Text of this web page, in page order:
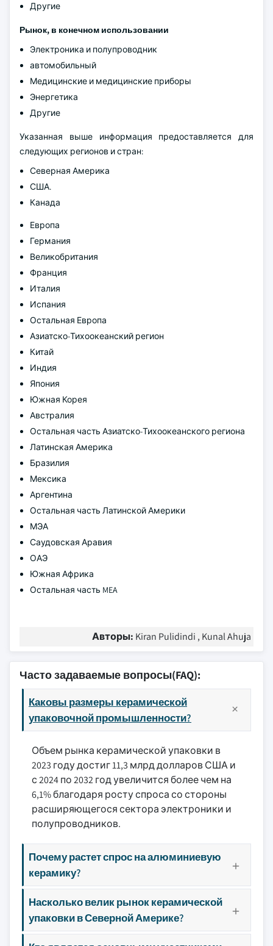
Другие
Рынок, в конечном использовании
Электроника и полупроводник
автомобильный
Медицинские и медицинские приборы
Энергетика
Другие
Указанная выше информация предоставляется для
следующих регионов и стран:
Северная Америка
США.
Канада
Европа
Германия
Великобритания
Франция
Италия
Испания
Остальная Европа
Азиатско-Тихоокеанский регион
Китай
Индия
Япония
Южная Корея
Австралия
Остальная часть Азиатско-Тихоокеанского региона
Латинская Америка
Бразилия
Мексика
Аргентина
Остальная часть Латинской Америки
МЭА
Саудовская Аравия
ОАЭ
Южная Африка
Остальная часть MEA
Авторы: Kiran Pulidindi , Kunal Ahuja
Часто задаваемые вопросы(FAQ):
Каковы размеры керамической
упаковочной промышленности?
Объем рынка керамической упаковки в
2023 году достиг 11,3 млрд долларов США и
с 2024 по 2032 год увеличится более чем на
6,1% благодаря росту спроса со стороны
расширяющегося сектора электроники и
полупроводников.
Почему растет спрос на алюминиевую
керамику?
Насколько велик рынок керамической
упаковки в Северной Америке?